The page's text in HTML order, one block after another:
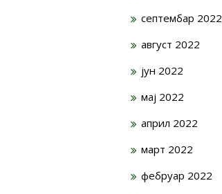
септембар 2022
август 2022
јун 2022
мај 2022
април 2022
март 2022
фебруар 2022